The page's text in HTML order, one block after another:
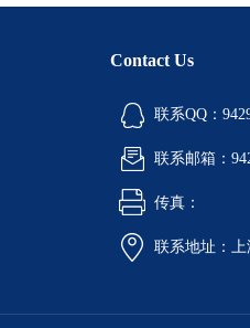
Contact Us
联系QQ：
联系邮箱：
传真：
联系地址：